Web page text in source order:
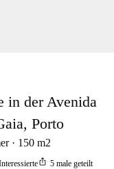
in der Avenida
Porto
150 m2
ios_share 5 male geteilt